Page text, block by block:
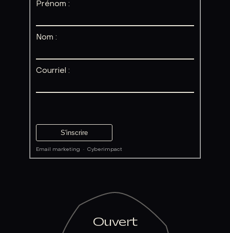
Prénom :
Nom :
Courriel :
Email marketing ·Cyberimpact
Ouvert